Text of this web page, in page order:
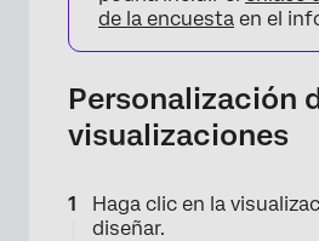
de la encuesta en el
Personalización
visualizaciones
Haga clic en la
diseñar.